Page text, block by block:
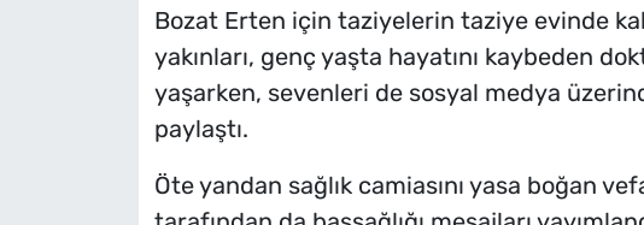
Bozat Erten için taziyelerin taziye evinde
yakınları, genç yaşta hayatını kaybeden
yaşarken, sevenleri de sosyal medya
paylaştı.
Öte yandan sağlık camiasını yasa boğan